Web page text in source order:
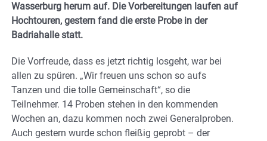
Wasserburg herum auf. Die Vorbereitungen laufen auf
Hochtouren, gestern fand die erste Probe in der
Badriahalle statt.
Die Vorfreude, dass es jetzt richtig losgeht, war bei
allen zu spüren. „Wir freuen uns schon so aufs
Tanzen und die tolle Gemeinschaft“, so die
Teilnehmer. 14 Proben stehen in den kommenden
Wochen an, dazu kommen noch zwei Generalproben.
Auch gestern wurde schon fleißig geprobt – der